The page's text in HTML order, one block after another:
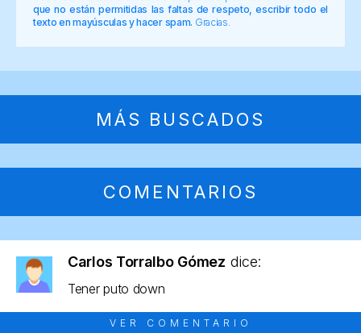
que no están permitidas las faltas de respeto, escribir todo el
texto en mayúsculas y hacer spam. Gracias.
MÁS BUSCADOS
COMENTARIOS
Carlos Torralbo Gómez dice:
Tener puto down
VER COMENTARIO